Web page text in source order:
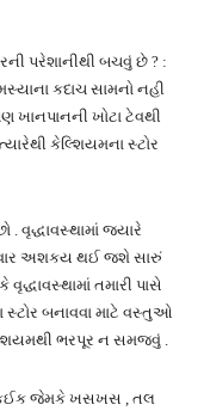
પરેશાનીથી બચવું છે ? :
કદાચ સામનો નહી
ખોટા ટેવથી
કેલ્શિયમના સ્ટોર
. વૃદ્ધાવસ્થામાં જયારે
અશકય થઈ જશે સારું
તમારી પાસે
સ્ટોર બનાવવા માટે વસ્તુઓ
ભરપૂર ન સમજવું .
કઈક જેમકે ખસખસ , તલ